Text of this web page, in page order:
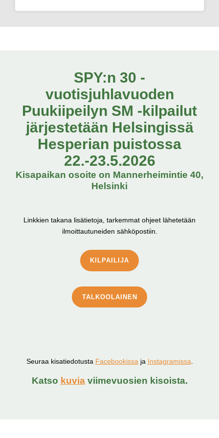
SPY:n 30 -
vuotisjuhlavuoden
Puukiipeilyn SM -kilpailut
järjestetään Helsingissä
Hesperian puistossa
22.-23.5.2026
Kisapaikan osoite on Mannerheimintie 40,
Helsinki
Linkkien takana lisätietoja, tarkemmat ohjeet lähetetään
ilmoittautuneiden sähköpostiin.
KILPAILIJA
TALKOOLAINEN
Seuraa kisatiedotusta Facebookissa ja Instagramissa
Katso kuviaviimevuosien kisoista.